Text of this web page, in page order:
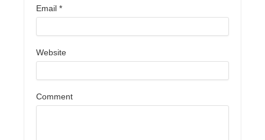
Email *
Website
Comment